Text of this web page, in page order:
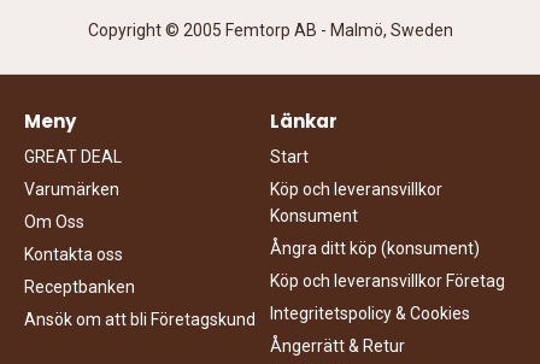
Copyright © 2005 Femtorp AB - Malmö, Sweden
Meny
GREAT DEAL
Varumärken
Om Oss
Kontakta oss
Receptbanken
Ansök om att bli Företagskund
Länkar
Start
Köp och leveransvillkor
Konsument
Ångra ditt köp (konsument)
Köp och leveransvillkor Företag
Integritetspolicy & Cookies
Ångerrätt & Retur